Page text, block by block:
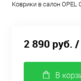
Коврики в салон OPEL
2 890 руб. /
В